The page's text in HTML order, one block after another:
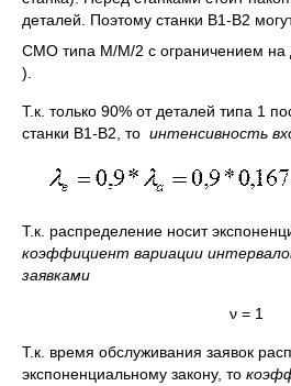
деталей. Поэтому станки В1-В2
СМО типа М/М/2 с ограничением на
).
Т.к. только 90% от деталей типа 1
станки В1-В2, то интенсивность
Т.к. распределение носит
коэффициент вариации
заявками
ν = 1
Т.к. время обслуживания заявок
экспоненциальному закону, то